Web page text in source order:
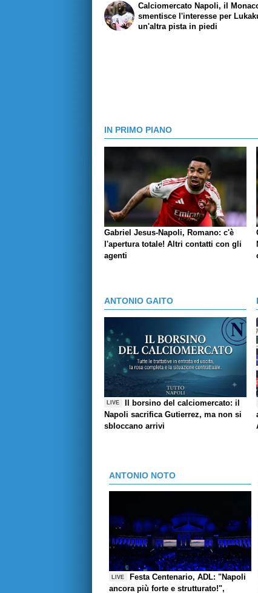
Calciomercato Napoli, il
smentisce l'interesse per
un'altra pista in piedi
IN PRIMO PIANO
Gabriel Jesus-Napoli, Romano: c'è
l'apertura totale! Altri contatti con gli
agenti
ANTONIO GAITO
LIVE
Il borsino del calciomercato: il
Napoli sacrifica Gutierrez, ma non si
sbloccano arrivi
ANTONIO NOTO
LIVE
Festa Centenario, ADL: "Napoli
ancora più forte e strutturato!",